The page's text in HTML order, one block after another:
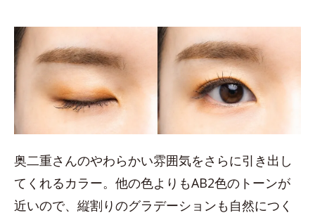
奥二重さんのやわらかい雰囲気をさらに引き出し
てくれるカラー。他の色よりもAB2色のトーンが
近いので、縦割りのグラデーションも自然につく